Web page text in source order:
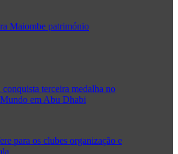
Maiombe património
terceira medalha no
em Abu Dhabi
para os clubes organização e